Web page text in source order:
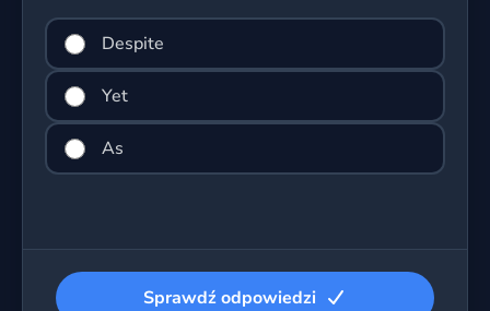
Despite
Yet
As
Sprawdź odpowiedzi